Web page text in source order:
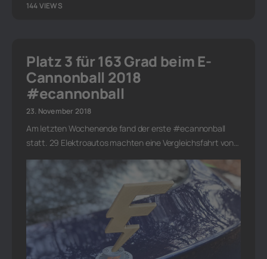
144 VIEWS
Platz 3 für 163 Grad beim E-
Cannonball 2018
#ecannonball
23. November 2018
Am letzten Wochenende fand der erste #ecannonball
statt. 29 Elektroautos machten eine Vergleichsfahrt von…